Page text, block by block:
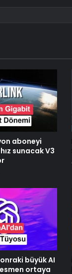
aboneyi
sunacak V3
büyük AI
ortaya